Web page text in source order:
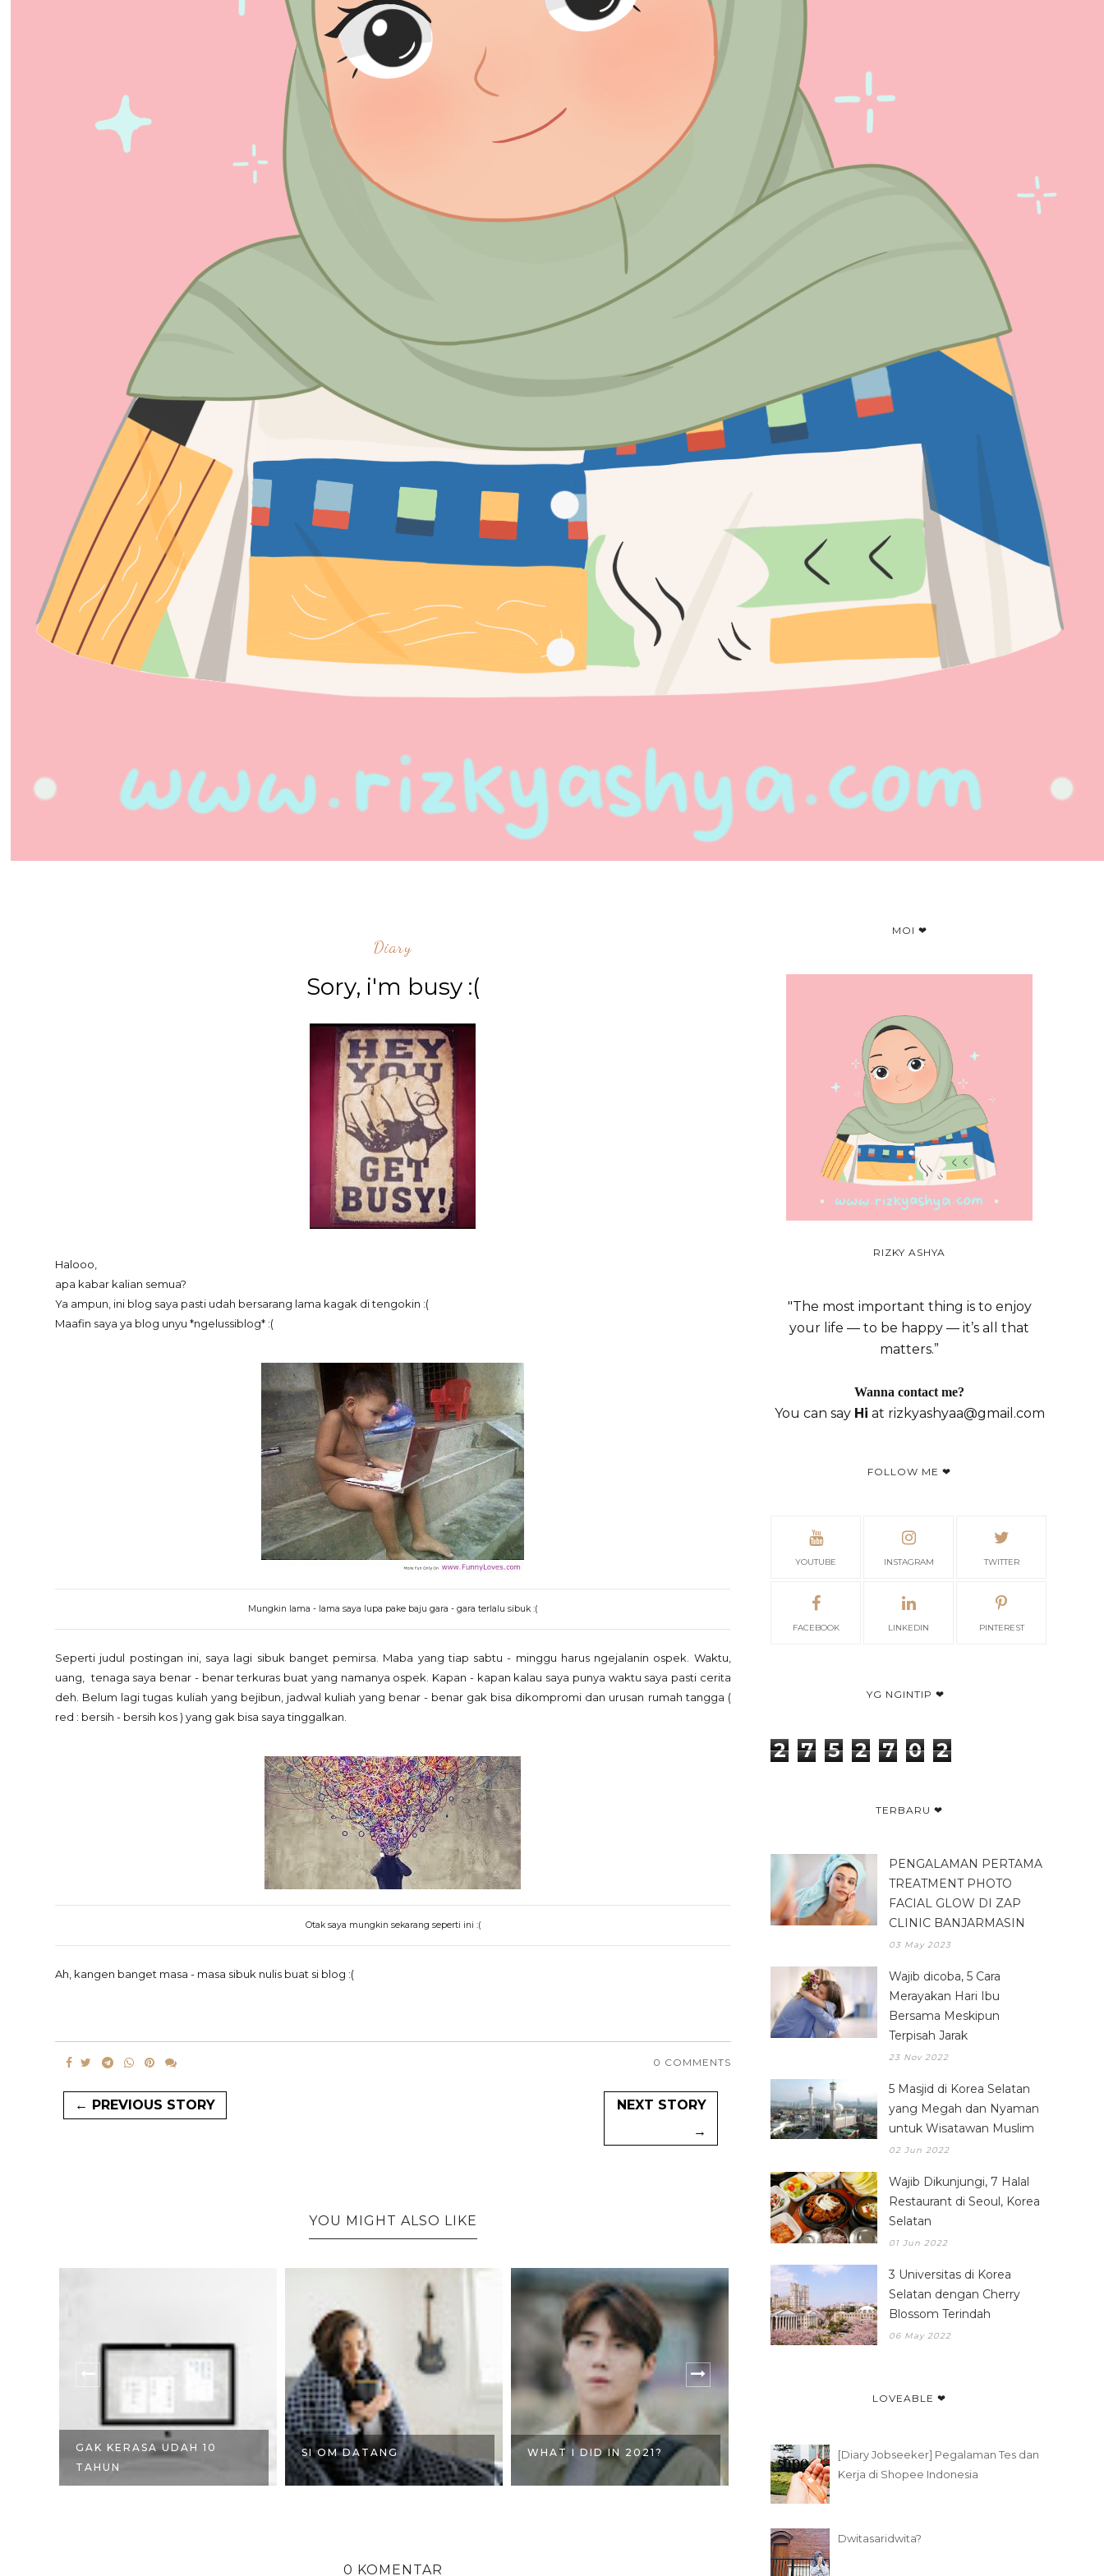
Diary
Sory, i'm busy :(
Halooo,
apa kabar kalian semua?
Ya ampun, ini blog saya pasti udah bersarang lama kagak di tengokin :(
Maafin saya ya blog unyu *ngelussiblog* :(
Mungkin lama - lama saya lupa pake baju gara - gara terlalu sibuk :(
Seperti judul postingan ini, saya lagi sibuk banget pemirsa. Maba yang tiap sabtu - minggu harus ngejalanin ospek. Waktu,
uang, tenaga saya benar - benar terkuras buat yang namanya ospek. Kapan - kapan kalau saya punya waktu saya pasti cerita
deh. Belum lagi tugas kuliah yang bejibun, jadwal kuliah yang benar - benar gak bisa dikompromi dan urusan rumah tangga (
red : bersih - bersih kos ) yang gak bisa saya tinggalkan.
Otak saya mungkin sekarang seperti ini :(
Ah, kangen banget masa - masa sibuk nulis buat si blog :(
0 COMMENTS
← PREVIOUS STORY
NEXT STORY
→
YOU MIGHT ALSO LIKE
GAK KERASA UDAH 10
TAHUN
SI OM DATANG WHAT I DID IN 2021?
AKU LAGI BOSAN, CERITA
YUK HEHE
7 HAL YANG BISA
0 KOMENTAR
MOI ❤
RIZKY ASHYA
"The most important thing is to enjoy
your life — to be happy — it’s all that
matters.”
Wanna contact me?
You can say Hi at rizkyashyaa@gmail.com
FOLLOW ME ❤
YOUTUBE INSTAGRAM TWITTER
FACEBOOK LINKEDIN PINTEREST
YG NGINTIP ❤
2 7 5 2 7 0 2
TERBARU ❤
PENGALAMAN PERTAMA
TREATMENT PHOTO
FACIAL GLOW DI ZAP
CLINIC BANJARMASIN
03 May 2023
Wajib dicoba, 5 Cara
Merayakan Hari Ibu
Bersama Meskipun
Terpisah Jarak
23 Nov 2022
5 Masjid di Korea Selatan
yang Megah dan Nyaman
untuk Wisatawan Muslim
02 Jun 2022
Wajib Dikunjungi, 7 Halal
Restaurant di Seoul, Korea
Selatan
01 Jun 2022
3 Universitas di Korea
Selatan dengan Cherry
Blossom Terindah
06 May 2022
LOVEABLE ❤
[Diary Jobseeker] Pegalaman Tes dan
Kerja di Shopee Indonesia
Dwitasaridwita?